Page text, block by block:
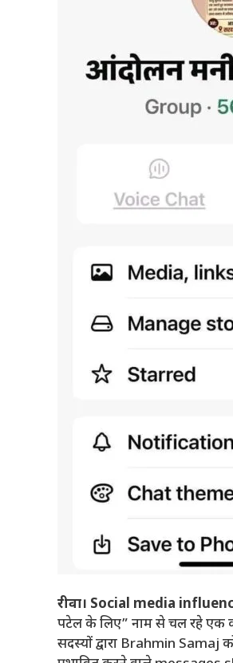
रीवा। Social media
पटेल के लिए” नाम से चल रहे एक
सदस्यों द्वारा Brahmin